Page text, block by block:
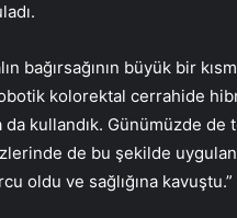
bağırsağının büyük bir
kolorektal cerrahide
da kullandık. Günümüzde
de bu şekilde
oldu ve sağlığına